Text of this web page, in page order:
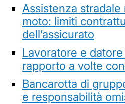
Assistenza stradale
moto: limiti
dell’assicurato
Lavoratore e
rapporto a volte
Bancarotta di
e responsabilità